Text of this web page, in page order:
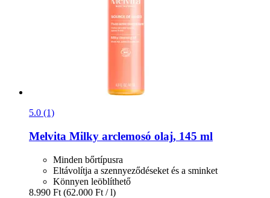
5.0 (1)
Melvita Milky arclemosó olaj, 145 ml
Minden bőrtípusra
Eltávolítja a szennyeződéseket és a sminket
Könnyen leöblíthető
8.990 Ft (62.000 Ft / l)